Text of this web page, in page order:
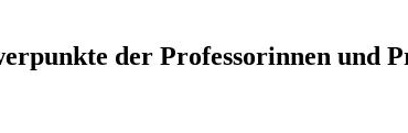
der Professorinnen und